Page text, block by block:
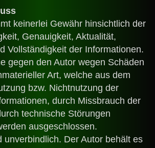
keinerlei Gewähr hinsichtlich der
Genauigkeit, Aktualität,
Vollständigkeit der Informationen.
gegen den Autor wegen Schäden
Art, welche aus dem
bzw. Nichtnutzung der
durch Missbrauch der
technische Störungen
ausgeschlossen.
unverbindlich. Der Autor behält es